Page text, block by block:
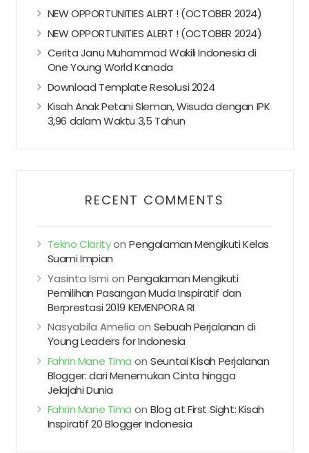
NEW OPPORTUNITIES ALERT ! (OCTOBER 2024)
NEW OPPORTUNITIES ALERT ! (OCTOBER 2024)
Cerita Janu Muhammad Wakili Indonesia di
One Young World Kanada
Download Template Resolusi 2024
Kisah Anak Petani Sleman, Wisuda dengan IPK
3,96 dalam Waktu 3,5 Tahun
RECENT COMMENTS
Tekno ClarityonPengalaman Mengikuti Kelas
Suami Impian
Yasinta Ismi on Pengalaman Mengikuti
Pemilihan Pasangan Muda Inspiratif dan
Berprestasi 2019 KEMENPORA RI
Nasyabila Amelia on Sebuah Perjalanan di
Young Leaders for Indonesia
Fahrin Mane Tima onSeuntai Kisah Perjalanan
Blogger: dari Menemukan Cinta hingga
Jelajahi Dunia
Fahrin Mane Tima onBlog at First Sight: Kisah
Inspiratif 20 Blogger Indonesia